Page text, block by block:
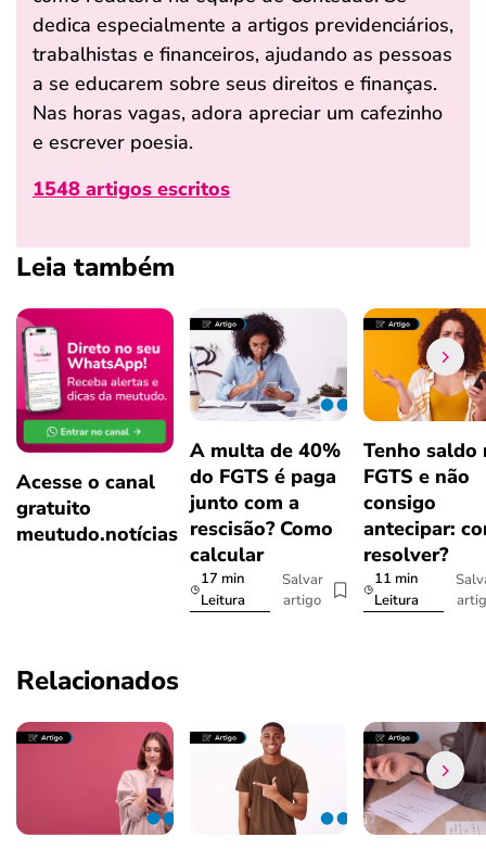
dedica especialmente a artigos previdenciários,
trabalhistas e financeiros, ajudando as pessoas
a se educarem sobre seus direitos e finanças.
Nas horas vagas, adora apreciar um cafezinho
e escrever poesia.
1548 artigos escritos
Leia também
Acesse o canal
gratuito
meutudo.notícias
A multa de 40%
do FGTS é paga
junto com a
rescisão? Como
calcular
17 min
Leitura
Salvar
artigo
Tenho saldo
FGTS e não
consigo
antecipar:
resolver?
11 min
Leitura
Relacionados